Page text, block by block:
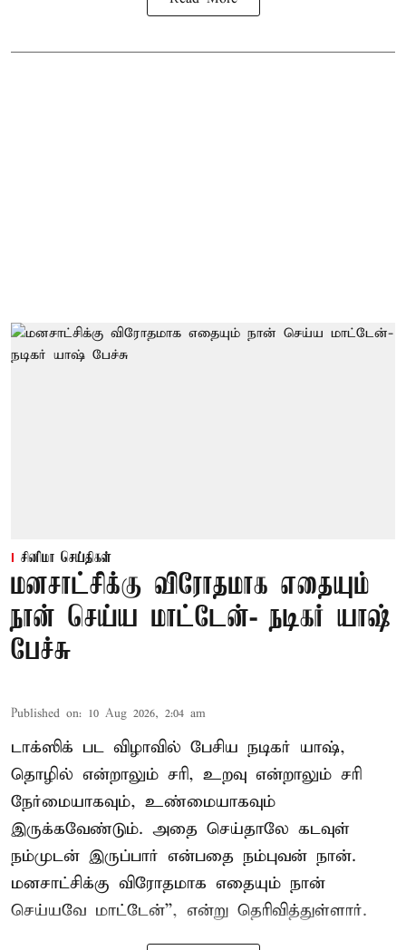
சினிமா செய்திகள்
மனசாட்சிக்கு விரோதமாக எதையும்
நான் செய்ய மாட்டேன்- நடிகர் யாஷ்
பேச்சு
Published on: 10 Aug 2026, 2:04 am
டாக்ஸிக் பட விழாவில் பேசிய நடிகர் யாஷ்,
தொழில் என்றாலும் சரி, உறவு என்றாலும் சரி
நேர்மையாகவும், உண்மையாகவும்
இருக்கவேண்டும். அதை செய்தாலே கடவுள்
நம்முடன் இருப்பார் என்பதை நம்புவன் நான்.
மனசாட்சிக்கு விரோதமாக எதையும் நான்
செய்யவே மாட்டேன்'', என்று தெரிவித்துள்ளார்.